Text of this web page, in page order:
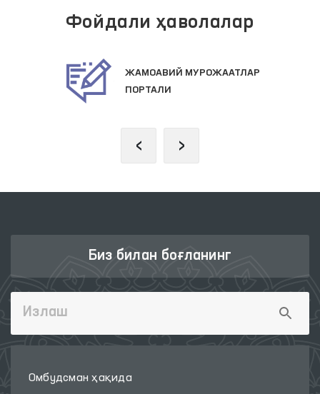
Фойдали ҳаволалар
ЖАМОАВИЙ МУРОЖААТЛАР
ПОРТАЛИ
‹ ›
Биз билан боғланинг
Омбудсман ҳақида